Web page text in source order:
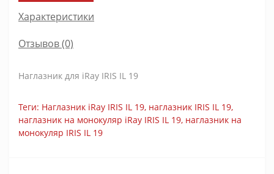
Характеристики
Отзывов (0)
Наглазник для iRay IRIS IL 19
Теги: Наглазник iRay IRIS IL 19, наглазник IRIS IL 19,
наглазник на монокуляр iRay IRIS IL 19, наглазник на
монокуляр IRIS IL 19